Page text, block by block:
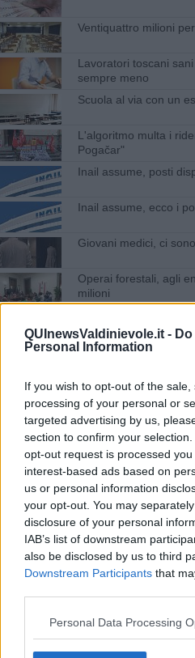
QUInewsValdinievole.it -
Personal Information
If you wish to opt-out of the
processing of your personal or
targeted advertising by us,
section to confirm your
opt-out request is processed
interest-based ads based on
us or personal information
your opt-out. You may
disclosure of your personal
IAB’s list of downstream
also be disclosed by us to third
Downstream Participants that
Personal Data Processing
Ventiquattro milioni
Lavoratori toscani
sempre meno
Scuola al via con un
L'algoritmo multa i
Pogačar"
Inail assume, posti
Inail assume, ecco i
Giovani medici, ci
Operai forestali, agli
milioni
Poste cerca
L'occupazione
Operai specializzati,
Crollo dei lavoratori,
anni
Poste cerca
Cinema
Poste cerca
La Finanza cerca
Corso gratuito per